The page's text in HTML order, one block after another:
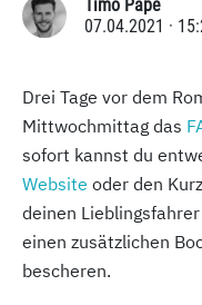
Timo Pape
07.04.2021 ·
Drei Tage vor dem
Mittwochmittag das
sofort kannst du
Website oder den
deinen
einen zusätzlichen
bescheren.